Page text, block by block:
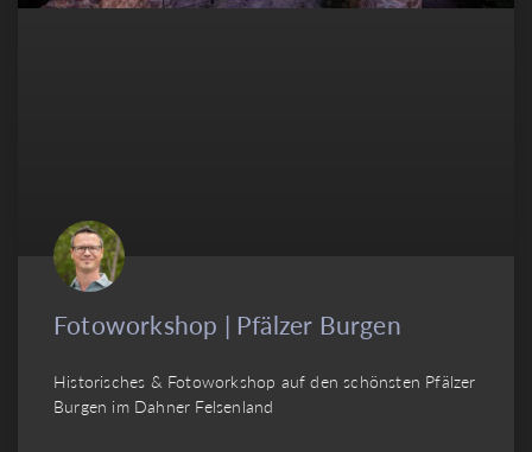
Fotoworkshop | Pfälzer Burgen
Historisches & Fotoworkshop auf den schönsten Pfälzer
Burgen im Dahner Felsenland